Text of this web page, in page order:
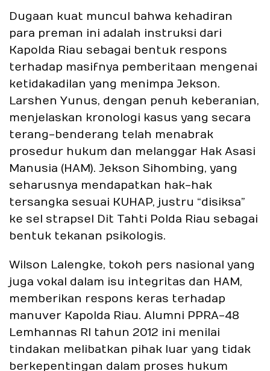
Dugaan kuat muncul bahwa kehadiran
para preman ini adalah instruksi dari
Kapolda Riau sebagai bentuk respons
terhadap masifnya pemberitaan mengenai
ketidakadilan yang menimpa Jekson.
Larshen Yunus, dengan penuh keberanian,
menjelaskan kronologi kasus yang secara
terang-benderang telah menabrak
prosedur hukum dan melanggar Hak Asasi
Manusia (HAM). Jekson Sihombing, yang
seharusnya mendapatkan hak-hak
tersangka sesuai KUHAP, justru “disiksa”
ke sel strapsel Dit Tahti Polda Riau sebagai
bentuk tekanan psikologis.
Wilson Lalengke, tokoh pers nasional yang
juga vokal dalam isu integritas dan HAM,
memberikan respons keras terhadap
manuver Kapolda Riau. Alumni PPRA-48
Lemhannas RI tahun 2012 ini menilai
tindakan melibatkan pihak luar yang tidak
berkepentingan dalam proses hukum